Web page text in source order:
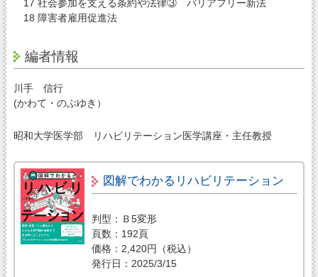
17 社会参加を支える条約や法律③ バリアフリー新法
18 障害者雇用促進法
編者情報
川手 信行
(かわて・のぶゆき）
昭和大学医学部 リハビリテーション医学講座・主任教授
図解でわかるリハビリテーション
判型：Ｂ5変形
頁数：192頁
価格：2,420円（税込）
発行日：2025/3/15